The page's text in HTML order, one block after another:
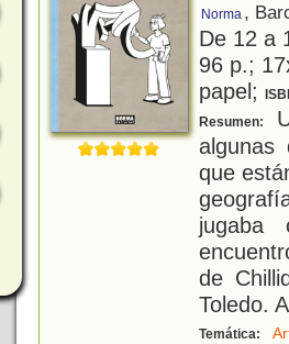
Norma ,
De 12 a
96 p.;
papel;
Resumen:
algunas
que
de
Toledo.
Temática: